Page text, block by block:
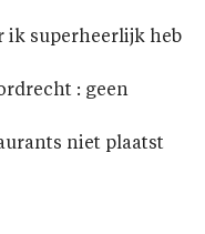
ik superheerlijk heb
: geen
niet plaatst